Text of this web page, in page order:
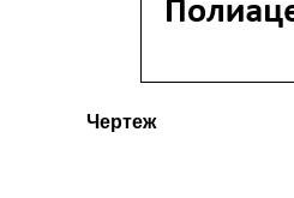
Чертеж